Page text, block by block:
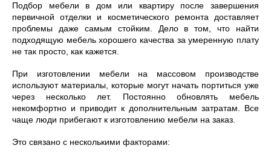
Подбор мебели в дом или квартиру после завершения
первичной отделки и косметического ремонта доставляет
проблемы даже самым стойким. Дело в том, что найти
подходящую мебель хорошего качества за умеренную плату
не так просто, как кажется.
При изготовлении мебели на массовом производстве
используют материалы, которые могут начать портиться уже
через несколько лет. Постоянно обновлять мебель
некомфортно и приводит к дополнительным затратам. Все
чаще люди прибегают к изготовлению мебели на заказ.
Это связано с несколькими факторами: